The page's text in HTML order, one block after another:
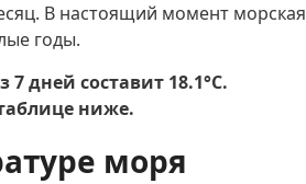
В настоящий момент морская
годы.
дней составит 18.1°C.
ниже.
моря